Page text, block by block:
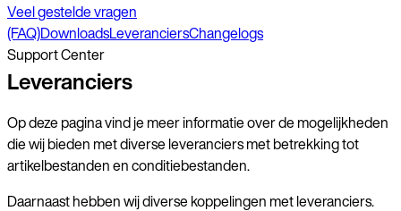
Veel gestelde vragen
(FAQ)DownloadsLeveranciersChangelogs
Support Center
Leveranciers
Op deze pagina vind je meer informatie over de mogelijkheden
die wij bieden met diverse leveranciers met betrekking tot
artikelbestanden en conditiebestanden.
Daarnaast hebben wij diverse koppelingen met leveranciers.